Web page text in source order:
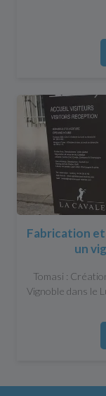
Fabrication
un
Tomasi :
Vignoble dans le